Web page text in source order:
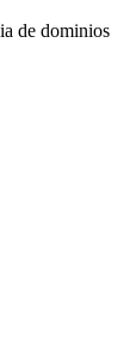
de dominios